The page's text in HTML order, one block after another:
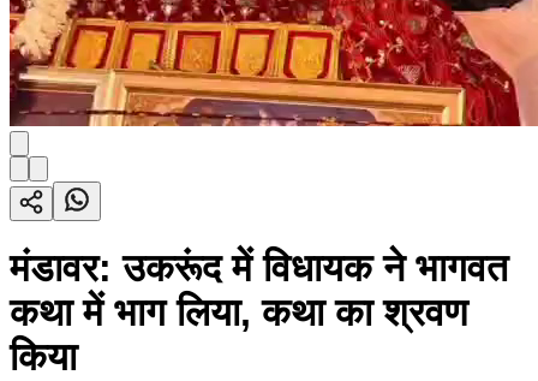
मंडावर: उकरूंद में विधायक ने भागवत
कथा में भाग लिया, कथा का श्रवण
किया